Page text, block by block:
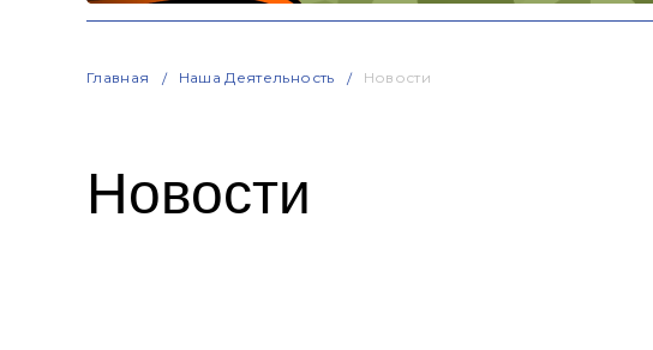
Главная Наша Деятельность Новости
Новости